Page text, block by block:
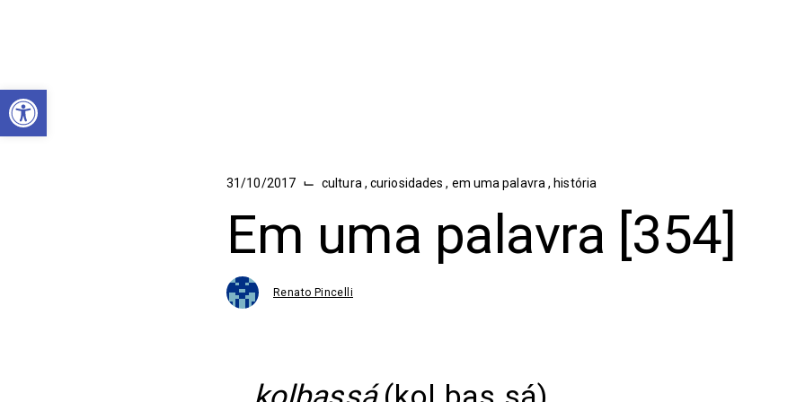
Abrir a barra de ferramentas
31/10/2017 ⌙ cultura ,curiosidades, em uma palavra, história
Em uma palavra [354]
Renato Pincelli